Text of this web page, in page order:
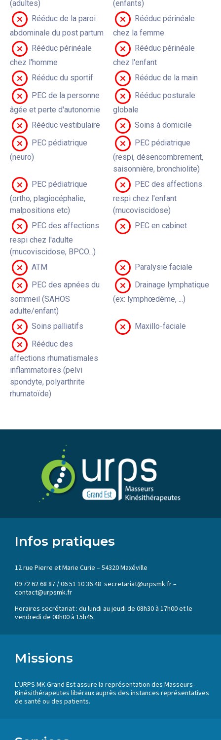
(adultes)
(enfants)
Rééduc de la paroi
abdominale du post partum
Rééduc périnéale
chez la femme
Rééduc périnéale
chez l'homme
Rééduc périnéale
chez l'enfant
Rééduc du sportif
Rééduc de la main
PEC de la personne
âgée et perte d'autonomie
Rééduc posturale
globale
Rééduc vestibulaire
Soins à domicile
PEC pédiatrique
(neuro)
PEC pédiatrique
(respi, désencombrement,
saisonnière, bronchiolite)
PEC pédiatrique
(ortho, plagiocéphalie,
malpositions etc)
PEC des affections
respi chez l'enfant
(mucoviscidose)
PEC des affections
respi chez l'adulte
(mucoviscidose, BPCO...)
PEC en cabinet
ATM
Paralysie faciale
PEC des apnées du
sommeil (SAHOS
adulte/enfant)
Drainage lymphatique
(ex: lymphœdème, ...)
Soins palliatifs
Maxillo-faciale
Rééduc des
affections rhumatismales
inflammatoires (pelvi
spondyte, polyarthrite
rhumatoïde)
Infos pratiques
12 rue Pierre et Marie Curie – 54320 Maxéville
09 72 62 68 87 / 06 51 10 36 48 secretariat@urpsmk.fr –
contact@urpsmk.fr
Horaires secrétariat : du lundi au jeudi de 08h30 à 17h00 et le
vendredi de 08h00 à 15h45.
Missions
L’URPS MK Grand Est assure la représentation des Masseurs-
Kinésithérapeutes libéraux auprès des instances représentatives
de santé ou des patients.